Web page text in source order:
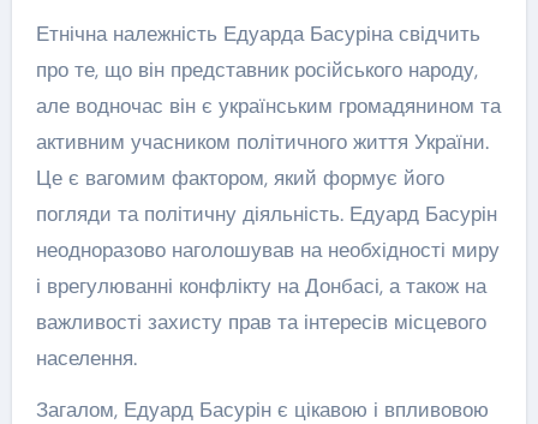
Етнічна належність Едуарда Басуріна свідчить
про те, що він представник російського народу,
але водночас він є українським громадянином та
активним учасником політичного життя України.
Це є вагомим фактором, який формує його
погляди та політичну діяльність. Едуард Басурін
неодноразово наголошував на необхідності миру
і врегулюванні конфлікту на Донбасі, а також на
важливості захисту прав та інтересів місцевого
населення.
Загалом, Едуард Басурін є цікавою і впливовою